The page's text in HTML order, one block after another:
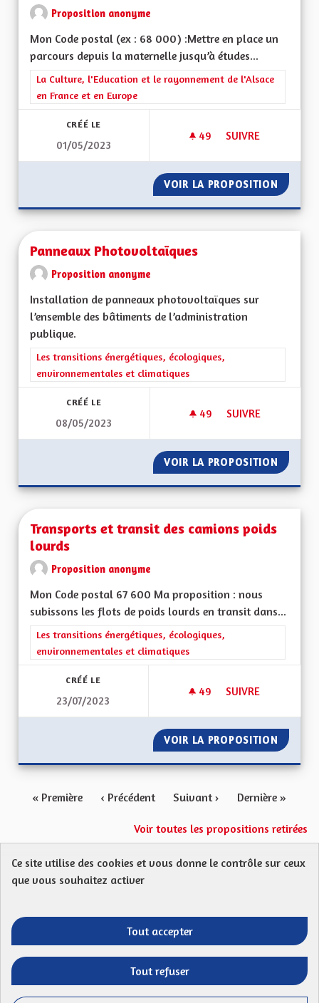
Proposition anonyme
Mon Code postal (ex : 68 000) :Mettre en place un
parcours depuis la maternelle jusqu’à études...
Filtrer les résultats de la catégorie : La Culture, l'Education et
La Culture, l'Education et le rayonnement de l'Alsace
en France et en Europe
CRÉÉ LE
01/05/2023
49 49 ABONNÉS
SUIVRE
VOIR LA PROPOSITION
Panneaux Photovoltaïques
Proposition anonyme
Installation de panneaux photovoltaïques sur
l’ensemble des bâtiments de l’administration
publique.
Filtrer les résultats de la catégorie : Les transitions
Les transitions énergétiques, écologiques,
environnementales et climatiques
CRÉÉ LE
08/05/2023
49 49 ABONNÉS
SUIVRE
VOIR LA PROPOSITION
Transports et transit des camions poids
lourds
Proposition anonyme
Mon Code postal 67 600 Ma proposition : nous
subissons les flots de poids lourds en transit dans...
Filtrer les résultats de la catégorie : Les transitions
Les transitions énergétiques, écologiques,
environnementales et climatiques
CRÉÉ LE
23/07/2023
49 49 ABONNÉS
SUIVRE
VOIR LA PROPOSITION
« Première ‹ Précédent Suivant › Dernière »
Voir toutes les propositions retirées
Protection des Données
Télécharger les fichiers Open Data
Entre vos mains - Collectivité
Entre vos mains - Collectivité
Entre vos mains - Collectivité
Entre vos mains -
(Lien externe)
Ce site utilise des cookies et vous donne le contrôle sur ceux
que vous souhaitez activer
Tout accepter
Tout refuser